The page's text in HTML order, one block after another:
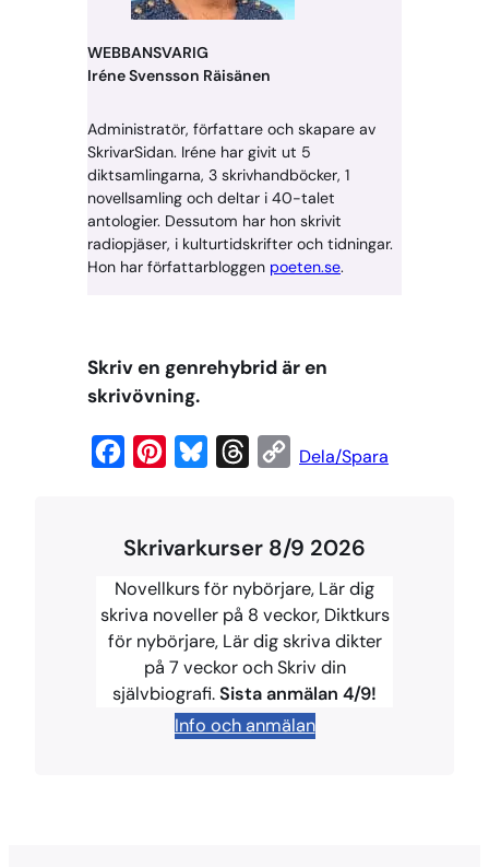
WEBBANSVARIG
Iréne Svensson Räisänen
Administratör, författare och skapare av
SkrivarSidan. Iréne har givit ut 5
diktsamlingarna, 3 skrivhandböcker, 1
novellsamling och deltar i 40-talet
antologier. Dessutom har hon skrivit
radiopjäser, i kulturtidskrifter och tidningar.
Hon har författarbloggen poeten.se.
Skriv en genrehybrid är en
skrivövning.
e
b
o
o
t
e
r
e
s
e
s
k
y
e
a
d
s
C
y
L
i
n
k
Dela/Spara
Skrivarkurser 8/9 2026
Novellkurs för nybörjare, Lär dig
skriva noveller på 8 veckor, Diktkurs
för nybörjare, Lär dig skriva dikter
på 7 veckor och Skriv din
självbiografi.Sista anmälan 4/9!
Info och anmälan